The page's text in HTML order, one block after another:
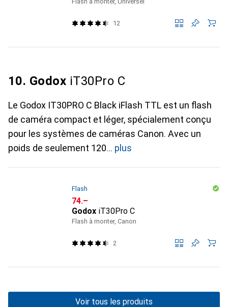
12
10. Godox iT30Pro C
Le Godox IT30PRO C Black iFlash TTL est un flash
de caméra compact et léger, spécialement conçu
pour les systèmes de caméras Canon. Avec un
poids de seulement 120
plus
Flash
CHF
74.–
Godox iT30Pro C
Flash à monter, Canon
2
Voir tous les produits